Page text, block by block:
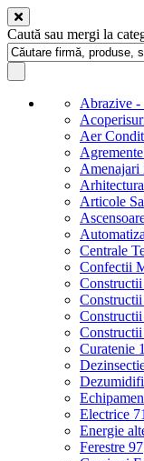
Caută sau mergi la
Abrazive -
Aer
Amenajari
Articole
Centrale
Confectii
Curatenie
Electrice 71
Energie
Ferestre 97